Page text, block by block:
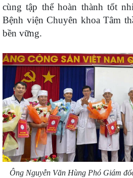
cùng tập thể hoàn thành tốt
Bệnh viện Chuyên khoa Tâm
bền vững.
Ông Nguyễn Văn Hùng Phó Giám